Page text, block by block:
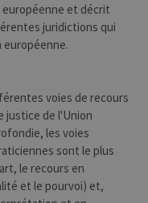
et décrit
juridictions qui
européenne.
voies de recours
justice de l'Union
les voies
sont le plus
le recours en
et le pourvoi) et,